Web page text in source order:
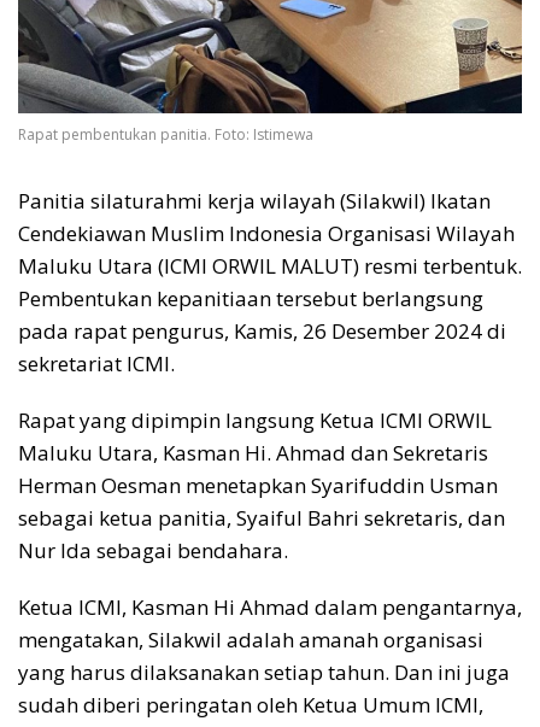
Rapat pembentukan panitia. Foto: Istimewa
Panitia silaturahmi kerja wilayah (Silakwil) Ikatan
Cendekiawan Muslim Indonesia Organisasi Wilayah
Maluku Utara (ICMI ORWIL MALUT) resmi terbentuk.
Pembentukan kepanitiaan tersebut berlangsung
pada rapat pengurus, Kamis, 26 Desember 2024 di
sekretariat ICMI.
Rapat yang dipimpin langsung Ketua ICMI ORWIL
Maluku Utara, Kasman Hi. Ahmad dan Sekretaris
Herman Oesman menetapkan Syarifuddin Usman
sebagai ketua panitia, Syaiful Bahri sekretaris, dan
Nur Ida sebagai bendahara.
Ketua ICMI, Kasman Hi Ahmad dalam pengantarnya,
mengatakan, Silakwil adalah amanah organisasi
yang harus dilaksanakan setiap tahun. Dan ini juga
sudah diberi peringatan oleh Ketua Umum ICMI,